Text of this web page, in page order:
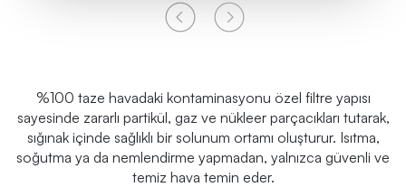
%100 taze havadaki kontaminasyonu özel filtre yapısı
sayesinde zararlı partikül, gaz ve nükleer parçacıkları tutarak,
sığınak içinde sağlıklı bir solunum ortamı oluşturur. Isıtma,
soğutma ya da nemlendirme yapmadan, yalnızca güvenli ve
temiz hava temin eder.